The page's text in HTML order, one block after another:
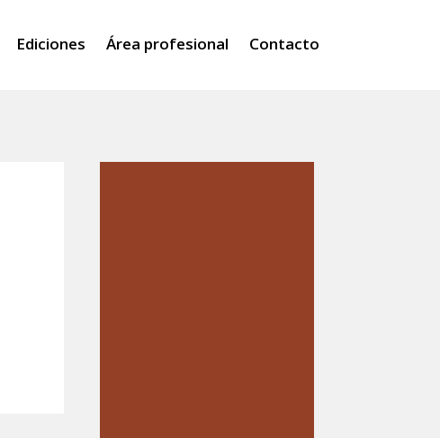
Ediciones Área profesional Contacto